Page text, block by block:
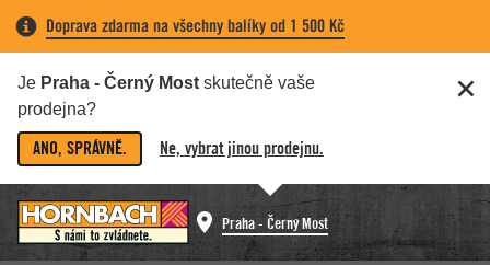
Doprava zdarma na všechny balíky od 1 500 Kč
Je Praha - Černý Most skutečně vaše
prodejna?
ANO, SPRÁVNĚ. Ne, vybrat jinou prodejnu.
Praha - Černý Most